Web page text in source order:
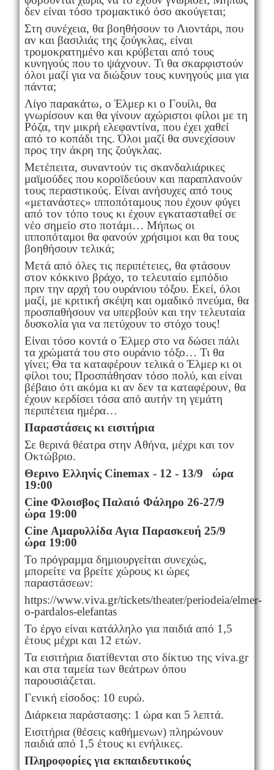
δεν είναι τόσο τρομακτικό όσο ακούγεται;
Στη συνέχεια, θα βοηθήσουν το Λιοντάρι, που
αν και βασιλιάς της ζούγκλας, είναι
τρομοκρατημένο και κρύβεται από τους
κυνηγούς που το ψάχνουν. Τι θα σκαρφιστούν
όλοι μαζί για να διώξουν τους κυνηγούς μια για
πάντα;
Λίγο παρακάτω, ο Έλμερ κι ο Γουίλι, θα
γνωρίσουν και θα γίνουν αχώριστοι φίλοι με τη
Ρόζα, την μικρή ελεφαντίνα, που έχει χαθεί
από το κοπάδι της. Όλοι μαζί θα συνεχίσουν
προς την άκρη της ζούγκλας.
Μετέπειτα, συναντούν τις σκανδαλιάρικες
μαϊμούδες που κοροϊδεύουν και παραπλανούν
τους περαστικούς. Είναι ανήσυχες από τους
«μετανάστες» ιπποπόταμους που έχουν φύγει
από τον τόπο τους κι έχουν εγκατασταθεί σε
νέο σημείο στο ποτάμι… Μήπως οι
ιπποπόταμοι θα φανούν χρήσιμοι και θα τους
βοηθήσουν τελικά;
Μετά από όλες τις περιπέτειες, θα φτάσουν
στον κόκκινο βράχο, το τελευταίο εμπόδιο
πριν την αρχή του ουράνιου τόξου. Εκεί, όλοι
μαζί, με κριτική σκέψη και ομαδικό πνεύμα, θα
προσπαθήσουν να υπερβούν και την τελευταία
δυσκολία για να πετύχουν το στόχο τους!
Είναι τόσο κοντά ο Έλμερ στο να δώσει πάλι
τα χρώματά του στο ουράνιο τόξο… Τι θα
γίνει; Θα τα καταφέρουν τελικά ο Έλμερ κι οι
φίλοι του; Προσπάθησαν τόσο πολύ, και είναι
βέβαιο ότι ακόμα κι αν δεν τα καταφέρουν, θα
έχουν κερδίσει τόσα από αυτήν τη γεμάτη
περιπέτεια ημέρα…
Παραστάσεις κι εισιτήρια
Σε θερινά θέατρα στην Αθήνα, μέχρι και τον
Οκτώβριο.
Θερινο Ελληνίς Cinemax - 12 - 13/9 ώρα
19:00
Cine Φλοισβος Παλαιό Φάληρο 26-27/9
ώρα 19:00
Cine Αμαρυλλίδα Αγια Παρασκευή 25/9
ώρα 19:00
Το πρόγραμμα δημιουργείται συνεχώς,
μπορείτε να βρείτε χώρους κι ώρες
παραστάσεων:
https://www.viva.gr/tickets/theater/periodeia/elmer-
o-pardalos-elefantas
Το έργο είναι κατάλληλο για παιδιά από 1,5
έτους μέχρι και 12 ετών.
Τα εισιτήρια διατίθενται στο δίκτυο της viva.gr
και στα ταμεία των θεάτρων όπου
παρουσιάζεται.
Γενική είσοδος: 10 ευρώ.
Διάρκεια παράστασης: 1 ώρα και 5 λεπτά.
Εισιτήρια (θέσεις καθήμενων) πληρώνουν
παιδιά από 1,5 έτους κι ενήλικες.
Πληροφορίες για εκπαιδευτικούς